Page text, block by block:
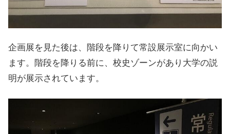
企画展を見た後は、階段を降りて常設展示室に向かい
ます。階段を降りる前に、校史ゾーンがあり大学の説
明が展示されています。